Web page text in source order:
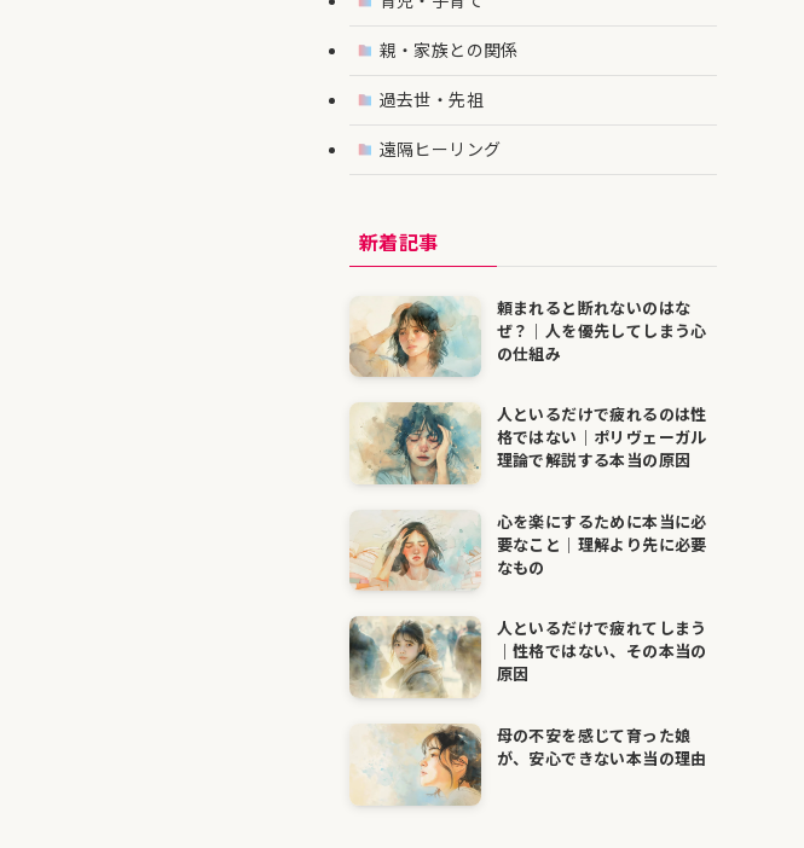
親・家族との関係
過去世・先祖
遠隔ヒーリング
新着記事
頼まれると断れないのはな
ぜ？｜人を優先してしまう心
の仕組み
人といるだけで疲れるのは性
格ではない｜ポリヴェーガル
理論で解説する本当の原因
心を楽にするために本当に必
要なこと｜理解より先に必要
なもの
人といるだけで疲れてしまう
｜性格ではない、その本当の
原因
母の不安を感じて育った娘
が、安心できない本当の理由